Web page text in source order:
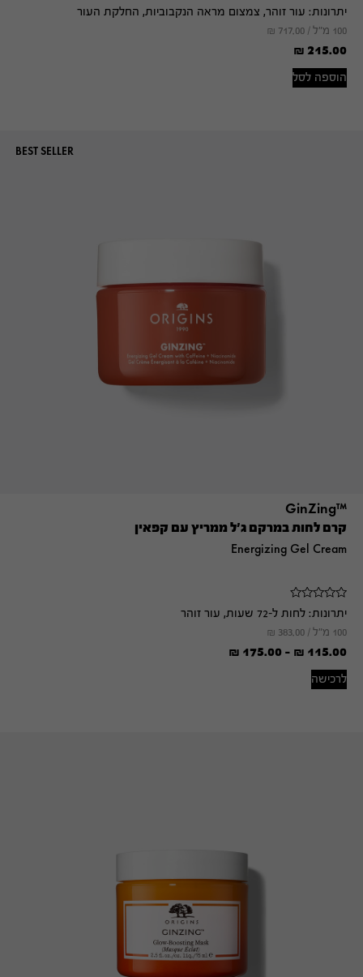
דורג
5.00
מתוך 5
יתרונות: עור זוהר, צמצום מראה הנקבוביות, החלקת העור
100 מ"ל / ₪ 717.00
₪ 215.00
הוספה לסל
BEST SELLER
™GinZing
קרם לחות במרקם ג'ל ממריץ עם קפאין
Energizing Gel Cream
יתרונות: לחות ל-72 שעות, עור זוהר
100 מ"ל / ₪ 383.00
₪ 115.00
-
₪ 175.00
לרכישה